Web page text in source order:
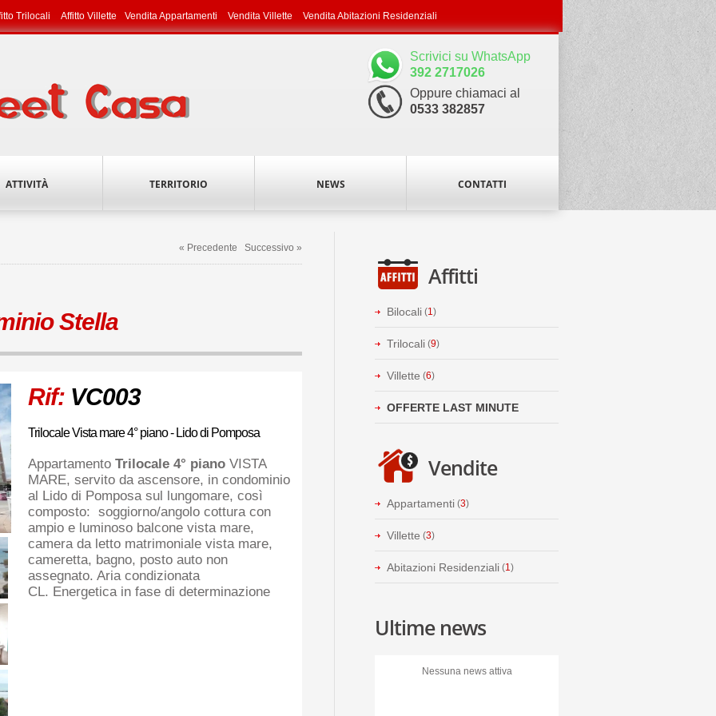
Trilocali Affitto Villette Vendita Appartamenti Vendita Villette Vendita Abitazioni Residenziali
Scrivici su WhatsApp
392 2717026
Oppure chiamaci al
0533 382857
ATTIVITÀ TERRITORIO NEWS CONTATTI
« Precedente Successivo »
Stella
Rif: VC003
Trilocale Vista mare 4° piano - Lido di Pomposa
Appartamento Trilocale 4° piano VISTA
MARE, servito da ascensore, in condominio
al Lido di Pomposa sul lungomare, così
composto: soggiorno/angolo cottura con
ampio e luminoso balcone vista mare,
camera da letto matrimoniale vista mare,
cameretta, bagno, posto auto non
assegnato. Aria condizionata
CL. Energetica in fase di determinazione
Affitti
Bilocali (1)
Trilocali (9)
Villette (6)
OFFERTE LAST MINUTE
Vendite
Appartamenti (3)
Villette (3)
Abitazioni Residenziali (1)
Ultime news
Nessuna news attiva